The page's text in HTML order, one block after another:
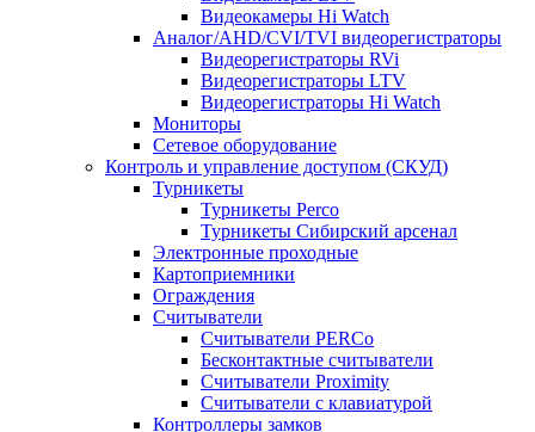
Видеокамеры Hi Watch
Аналог/AHD/CVI/TVI видеорегистраторы
Видеорегистраторы RVi
Видеорегистраторы LTV
Видеорегистраторы Hi Watch
Мониторы
Сетевое оборудование
Контроль и управление доступом (СКУД)
Турникеты
Турникеты Perco
Турникеты Сибирский арсенал
Электронные проходные
Картоприемники
Ограждения
Считыватели
Считыватели PERCo
Бесконтактные считыватели
Считыватели Proximity
Считыватели с клавиатурой
Контроллеры замков